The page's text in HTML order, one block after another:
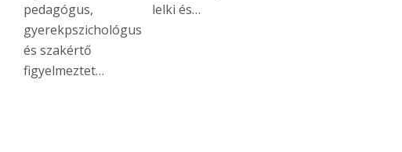
pedagógus,
gyerekpszichológus
és szakértő
figyelmeztet…
lelki és…